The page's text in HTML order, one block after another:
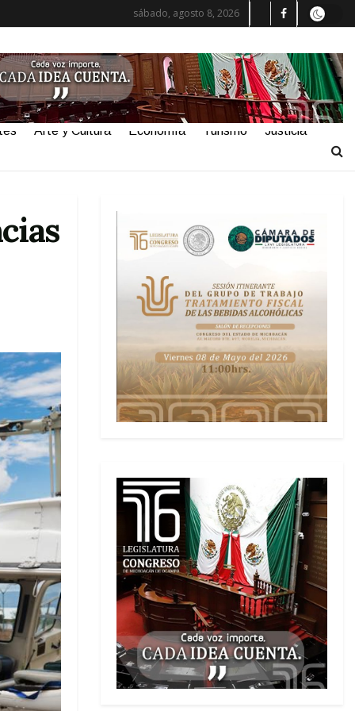
sábado, agosto 8, 2026
Arte y Cultura Economía Turismo Justicia